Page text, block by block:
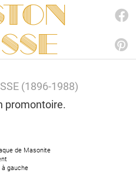
(1896-1988)
promontoire.
de Masonite
à gauche
de Masonite
à gauche